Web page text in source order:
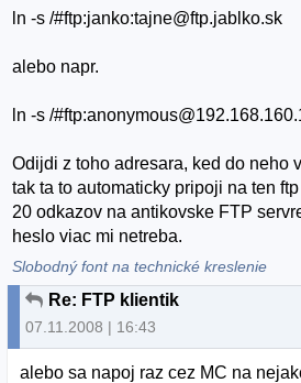
ln -s /#ftp:janko:tajne@ftp.jablko.sk
alebo napr.
ln -s /
Odijdi z toho adresara, ked do neho
tak ta to automaticky pripoji na ten
20 odkazov na antikovske FTP
heslo viac mi netreba.
Slobodný font na technické kreslenie
Re: FTP klientik
07.11.2008 | 16:43
alebo sa napoj raz cez MC na